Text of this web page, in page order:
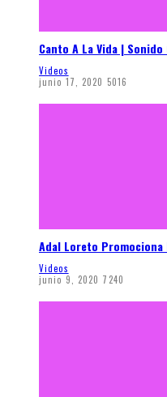
Canto A La Vida |
Videos
junio 17, 2020 5016
Adal Loreto
Videos
junio 9, 2020 7240